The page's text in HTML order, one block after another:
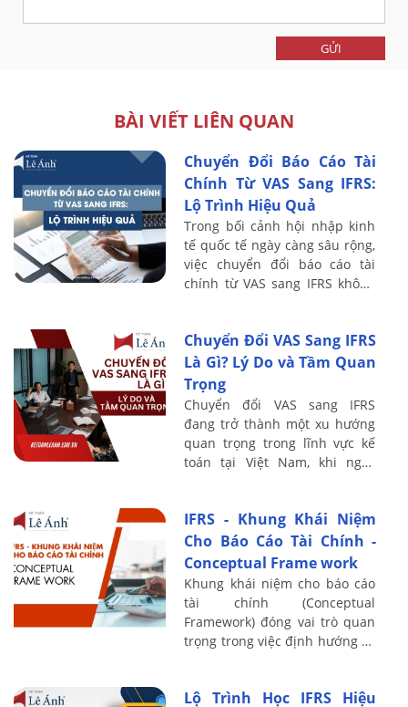
GỬI
BÀI VIẾT LIÊN QUAN
Chuyển Đổi Báo Cáo Tài
Chính Từ VAS Sang IFRS:
Lộ Trình Hiệu Quả
Trong bối cảnh hội nhập kinh
tế quốc tế ngày càng sâu rộng,
việc chuyển đổi báo cáo tài
chính từ VAS sang IFRS không
...
Chuyển Đổi VAS Sang IFRS
Là Gì? Lý Do và Tầm Quan
Trọng
Chuyển đổi VAS sang IFRS
đang trở thành một xu hướng
quan trọng trong lĩnh vực kế
toán tại Việt Nam, khi ngày
dụng các chuẩn ...
IFRS - Khung Khái Niệm
Cho Báo Cáo Tài Chính -
Conceptual Frame work
Khung khái niệm cho báo cáo
tài chính (Conceptual
Framework) đóng vai trò quan
trọng trong việc định hướng và
toán Lê Ánh ...
Lộ Trình Học IFRS Hiệu